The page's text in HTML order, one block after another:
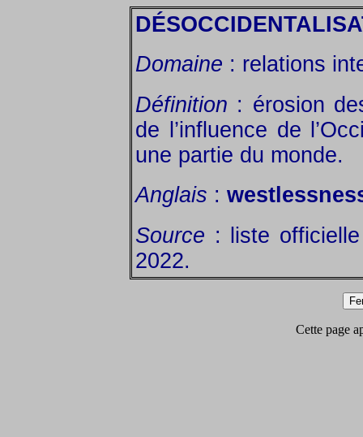
Domaine : relations
Définition : érosion
de l’influence de
une partie du monde.
Anglais :
Source : liste
2022.
Cette page